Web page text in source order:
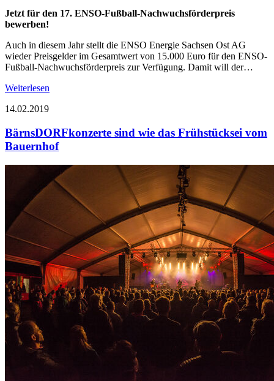
Jetzt für den 17. ENSO-Fußball-Nachwuchsförderpreis
bewerben!
Auch in diesem Jahr stellt die ENSO Energie Sachsen Ost AG
wieder Preisgelder im Gesamtwert von 15.000 Euro für den ENSO-
Fußball-Nachwuchsförderpreis zur Verfügung. Damit will der…
Weiterlesen
14.02.2019
BärnsDORFkonzerte sind wie das Frühstücksei vom
Bauernhof